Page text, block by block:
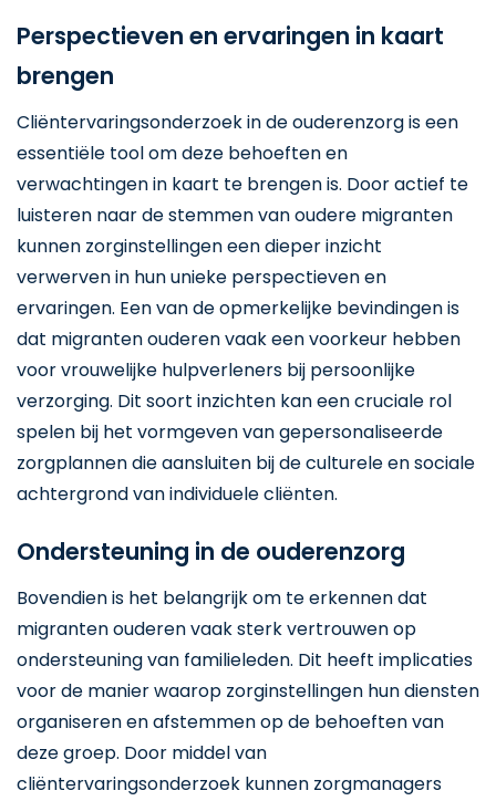
Perspectieven en ervaringen in kaart
brengen
Cliëntervaringsonderzoek in de ouderenzorg is een
essentiële tool om deze behoeften en
verwachtingen in kaart te brengen is. Door actief te
luisteren naar de stemmen van oudere migranten
kunnen zorginstellingen een dieper inzicht
verwerven in hun unieke perspectieven en
ervaringen. Een van de opmerkelijke bevindingen is
dat migranten ouderen vaak een voorkeur hebben
voor vrouwelijke hulpverleners bij persoonlijke
verzorging. Dit soort inzichten kan een cruciale rol
spelen bij het vormgeven van gepersonaliseerde
zorgplannen die aansluiten bij de culturele en sociale
achtergrond van individuele cliënten.
Ondersteuning in de ouderenzorg
Bovendien is het belangrijk om te erkennen dat
migranten ouderen vaak sterk vertrouwen op
ondersteuning van familieleden. Dit heeft implicaties
voor de manier waarop zorginstellingen hun diensten
organiseren en afstemmen op de behoeften van
deze groep. Door middel van
cliëntervaringsonderzoek kunnen zorgmanagers